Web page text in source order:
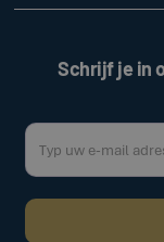
Schrijf je in